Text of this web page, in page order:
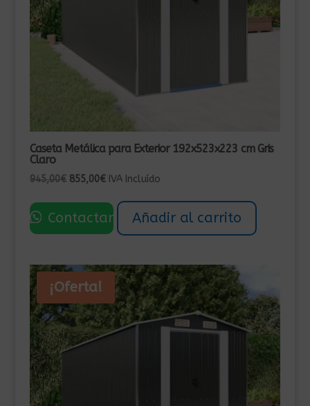
Caseta Metálica para Exterior 192x523x223 cm Gris
Claro
945,00€ El
original
era:
855,00€El
actual
es:
IVA Incluído
Contactar Añadir al carrito
¡Oferta!